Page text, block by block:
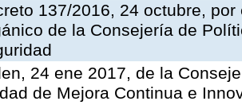
137/2016, 24 octubre,
de la Consejería de
24 ene 2017, de la
de Mejora Continua e